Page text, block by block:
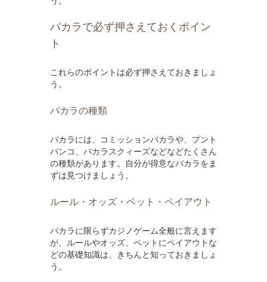
バカラで必ず押さえておくポイン
ト
これらのポイントは必ず押さえておきましょ
う。
バカラの種類
バカラには、コミッションバカラや、プント
バンコ、バカラスクィーズなどなどたくさん
の種類があります。自分が得意なバカラをま
ずは見つけましょう。
ルール・オッズ・ベット・ペイアウト
バカラに限らずカジノゲーム全般に言えます
が、ルールやオッズ、ベットにペイアウトな
どの基礎知識は、きちんと知っておきましょ
う。